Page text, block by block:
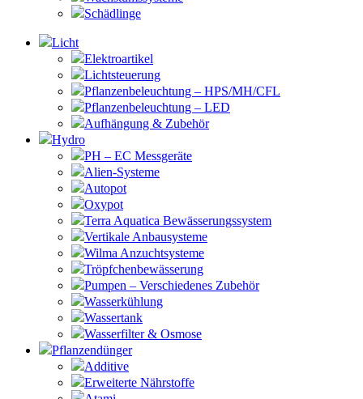
Schädlinge
Licht
Elektroartikel
Lichtsteuerung
Pflanzenbeleuchtung – HPS/MH/CFL
Pflanzenbeleuchtung – LED
Aufhängung & Zubehör
Hydro
PH – EC Messgeräte
Alien-Systeme
Autopot
Oxypot
Terra Aquatica Bewässerungssystem
Vertikale Anbausysteme
Wilma Anzuchtsysteme
Tröpfchenbewässerung
Pumpen – Verschiedenes Zubehör
Wasserkühlung
Wassertank
Wasserfilter & Osmose
Pflanzendünger
Additive
Erweiterte Nährstoffe